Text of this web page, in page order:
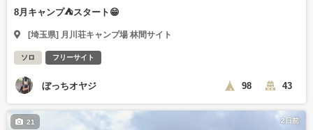
8月キャンプ⛺️スタート😁
[埼玉県] 月川荘キャンプ場 林間サイト
ソロ フリーサイト
ぼっちオヤジ 98 43
2日前
21